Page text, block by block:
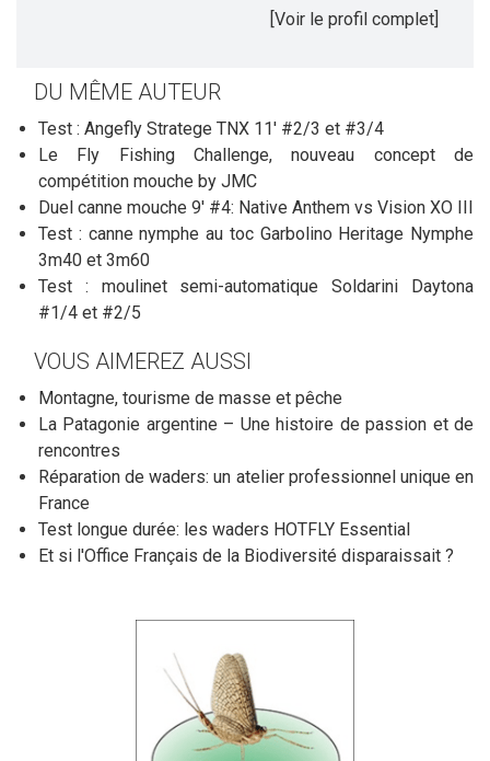
[Voir le profil complet]
DU MÊME AUTEUR
Test : Angefly Stratege TNX 11' #2/3 et #3/4
Le Fly Fishing Challenge, nouveau concept de
compétition mouche by JMC
Duel canne mouche 9' #4: Native Anthem vs Vision XO III
Test : canne nymphe au toc Garbolino Heritage Nymphe
3m40 et 3m60
Test : moulinet semi-automatique Soldarini Daytona
#1/4 et #2/5
VOUS AIMEREZ AUSSI
Montagne, tourisme de masse et pêche
La Patagonie argentine – Une histoire de passion et de
rencontres
Réparation de waders: un atelier professionnel unique en
France
Test longue durée: les waders HOTFLY Essential
Et si l'Office Français de la Biodiversité disparaissait ?